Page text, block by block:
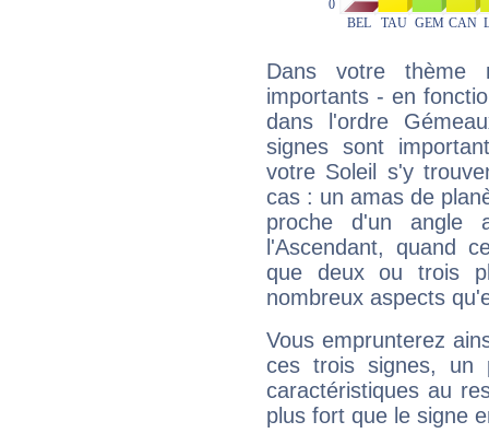
Dans votre thème
importants - en
dans l'ordre
signes sont
votre Soleil s'y
cas : un amas de
proche d'un
l'Ascendant, quand
que deux ou trois
nombreux aspects
Vous emprunterez
ces trois signes, un
caractéristiques au
plus fort que le signe